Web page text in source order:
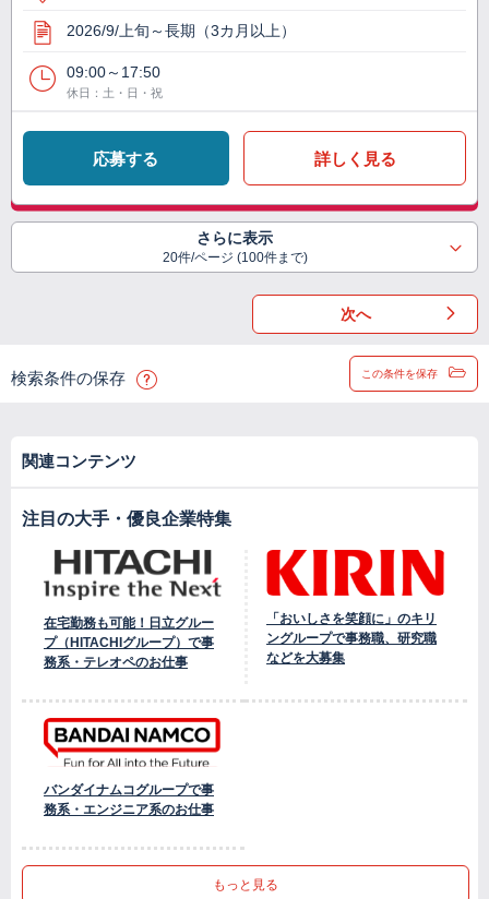
2026/9/上旬～長期（3カ月以上）
09:00～17:50
休日：土・日・祝
応募する 詳しく見る
さらに表示
20件/ページ (100件まで)
次へ
検索条件の保存 この条件を保存
関連コンテンツ
注目の大手・優良企業特集
在宅勤務も可能！日立グルー
プ（HITACHIグループ）で事
務系・テレオペのお仕事
「おいしさを笑顔に」のキリ
ングループで事務職、研究職
などを大募集
バンダイナムコグループで事
務系・エンジニア系のお仕事
もっと見る